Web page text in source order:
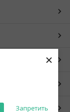
Запретить
×